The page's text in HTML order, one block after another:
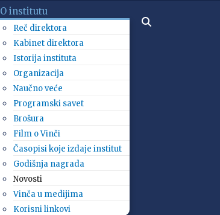
O institutu
Reč direktora
Kabinet direktora
Istorija instituta
Organizacija
Naučno veće
Programski savet
Brošura
Film o Vinči
Časopisi koje izdaje institut
Godišnja nagrada
Novosti
Vinča u medijima
Korisni linkovi